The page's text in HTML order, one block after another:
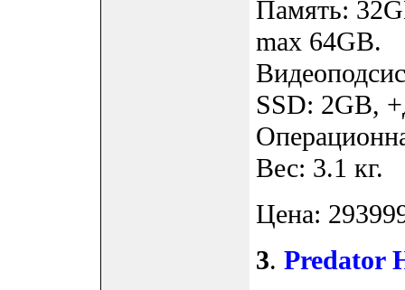
Память:
max 64GB.
SSD: 2GB,
Вес: 3.1 кг.
Цена:
3. Predator